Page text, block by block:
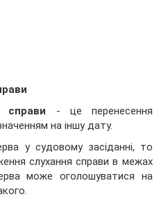
справи - це перенесення
на іншу дату.
у судовому засіданні, то
слухання справи в межах
може оголошуватися на